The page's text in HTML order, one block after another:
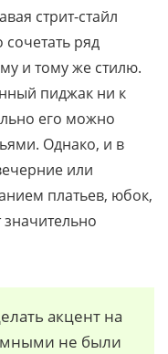
стрит-стайл
ряд
и тому же стилю.
пиджак ни к
его можно
Однако, и в
или
платьев, юбок,
значительно
акцент на
не были